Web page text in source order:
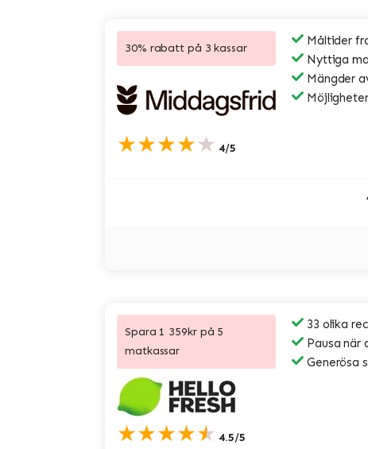
30% rabatt på 3 kassar
★★★★★ 4/5
Måltider
Nyttiga
Mängder
Spara 1 359kr på 5
matkassar
★★★★★ 4.5/5
33 olika
Pausa när
Generösa